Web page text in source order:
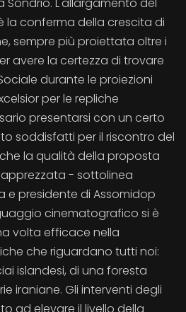
la conferma della crescita di
sempre più proiettata oltre i
avere la certezza di trovare
durante le proiezioni
per le repliche
presentarsi con un certo
soddisfatti per il riscontro del
la qualità della proposta
- sottolinea
e presidente di Assomidop
cinematografico si è
volta efficace nella
che riguardano tutti noi:
islandesi, di una foresta
iraniane. Gli interventi degli